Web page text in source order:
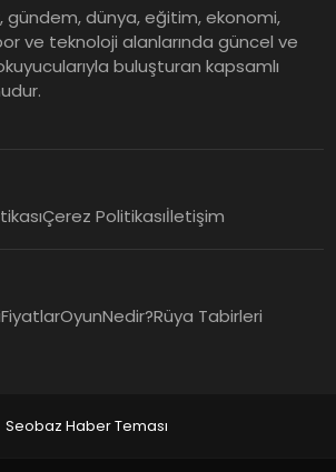
dünya, eğitim, ekonomi,
ve teknoloji alanlarında güncel ve
buluşturan kapsamlı
Çerez Politikasıİletişim
FiyatlarOyunNedir?Rüya Tabirleri
Seobaz Haber Teması